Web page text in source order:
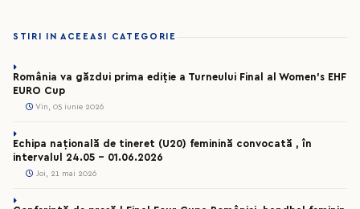
STIRI IN ACEEASI CATEGORIE
România va găzdui prima ediție a Turneului Final al Women’s EHF
EURO Cup
Vin, 05 iunie 2026
Echipa națională de tineret (U20) feminină convocată , în
intervalul 24.05 – 01.06.2026
Joi, 21 mai 2026